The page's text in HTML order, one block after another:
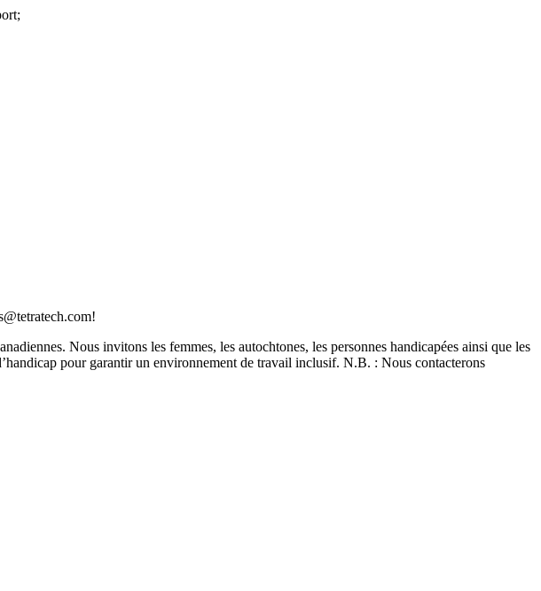
!
Nous invitons les femmes, les autochtones, les personnes handicapées ainsi que les
pour garantir un environnement de travail inclusif. N.B. : Nous contacterons